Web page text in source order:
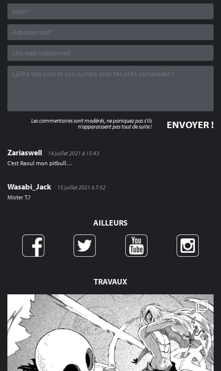
TRAVAUX
Zariaswell
14 juillet 2021 à 15:43
C’est Raoul mon pitbull…
Wasabi_Jack
15 juillet 2021 à 7:52
Mister T.?
Les commentaires sont modérés, ne paniquez pas s'ils
n'apparaissent pas tout de suite !
AILLEURS